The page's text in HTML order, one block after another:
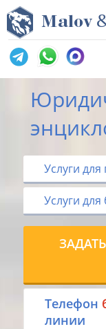
Malov
Услуги
Услуги для
Tелефон
линии